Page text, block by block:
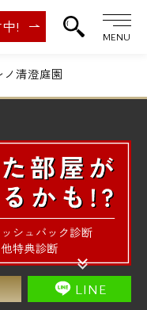
!
MENU
ノ清澄庭園
LINE